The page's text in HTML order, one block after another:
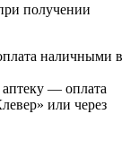
получении
наличными в
— оплата
или через